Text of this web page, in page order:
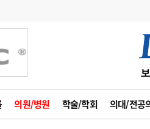
의원/병원 학술/학회 의대/전공
의 검색어
의사인력 수급 추계
사
수
피플